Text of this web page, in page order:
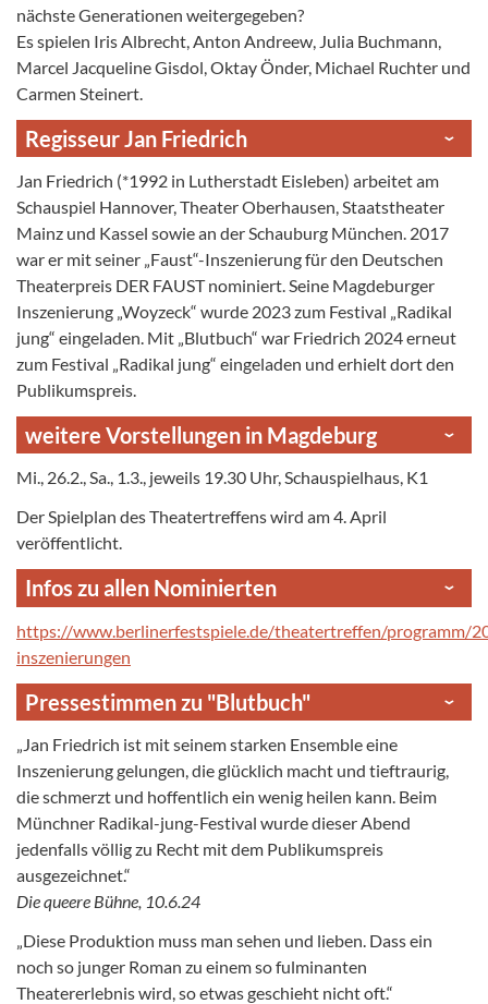
nächste Generationen weitergegeben?
Es spielen Iris Albrecht, Anton Andreew, Julia Buchmann,
Marcel Jacqueline Gisdol, Oktay Önder, Michael Ruchter und
Carmen Steinert.
Regisseur Jan Friedrich
Jan Friedrich (*1992 in Lutherstadt Eisleben) arbeitet am
Schauspiel Hannover, Theater Oberhausen, Staatstheater
Mainz und Kassel sowie an der Schauburg München. 2017
war er mit seiner „Faust“-Inszenierung für den Deutschen
Theaterpreis DER FAUST nominiert. Seine Magdeburger
Inszenierung „Woyzeck“ wurde 2023 zum Festival „Radikal
jung“ eingeladen. Mit „Blutbuch“ war Friedrich 2024 erneut
zum Festival „Radikal jung“ eingeladen und erhielt dort den
Publikumspreis.
weitere Vorstellungen in Magdeburg
Mi., 26.2., Sa., 1.3., jeweils 19.30 Uhr, Schauspielhaus, K1
Der Spielplan des Theatertreffens wird am 4. April
veröffentlicht.
Infos zu allen Nominierten
https://www.berlinerfestspiele.de/theatertreffen/programm/
inszenierungen
Pressestimmen zu "Blutbuch"
„Jan Friedrich ist mit seinem starken Ensemble eine
Inszenierung gelungen, die glücklich macht und tieftraurig,
die schmerzt und hoffentlich ein wenig heilen kann. Beim
Münchner Radikal-jung-Festival wurde dieser Abend
jedenfalls völlig zu Recht mit dem Publikumspreis
ausgezeichnet.“
Die queere Bühne, 10.6.24
„Diese Produktion muss man sehen und lieben. Dass ein
noch so junger Roman zu einem so fulminanten
Theatererlebnis wird, so etwas geschieht nicht oft.“